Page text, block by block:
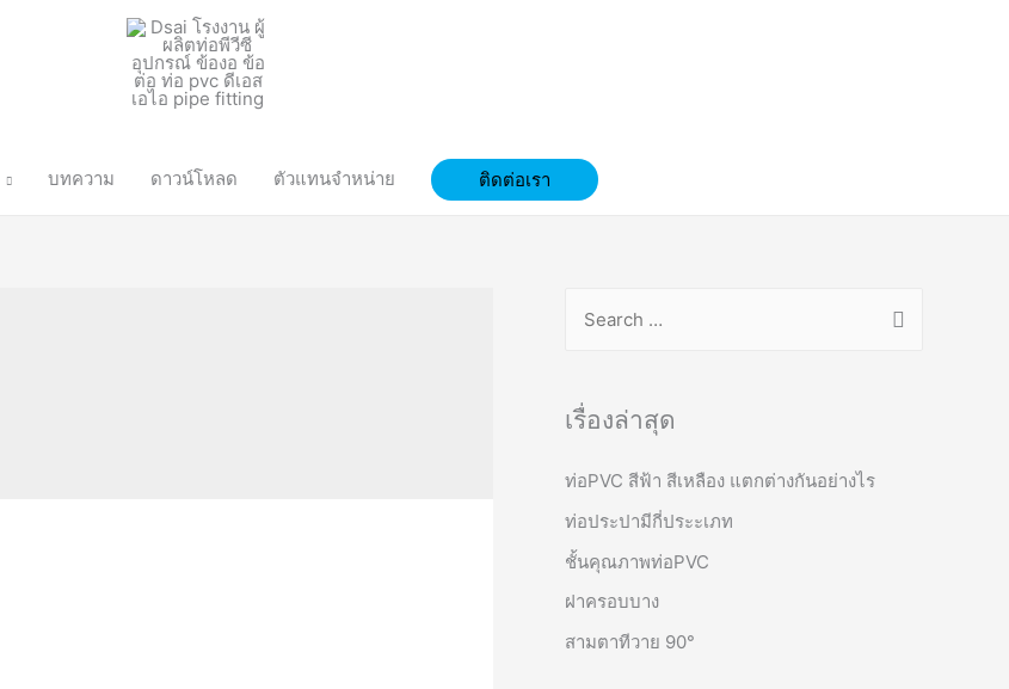
บทความ ดาวน์โหลด ตัวแทนจำหน่าย ติดต่อเรา
r
h
f
o
เรื่องล่าสุด
ท่อPVC สีฟ้า สีเหลือง แตกต่างกันอย่างไร
ท่อประปามีกี่ประะเภท
ชั้นคุณภาพท่อPVC
ฝาครอบบาง
สามตาทีวาย 90°